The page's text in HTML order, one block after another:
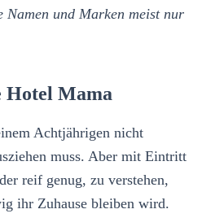
Namen und Marken meist nur
Hotel Mama
Achtjährigen nicht
muss. Aber mit Eintritt
reif genug, zu verstehen,
ihr Zuhause bleiben wird.